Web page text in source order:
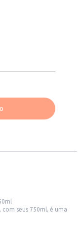
seus 750ml, é uma
interessante para a sua